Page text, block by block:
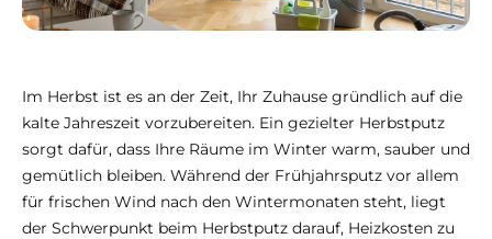
Im Herbst ist es an der Zeit, Ihr Zuhause gründlich auf die
kalte Jahreszeit vorzubereiten. Ein gezielter Herbstputz
sorgt dafür, dass Ihre Räume im Winter warm, sauber und
gemütlich bleiben. Während der Frühjahrsputz vor allem
für frischen Wind nach den Wintermonaten steht, liegt
der Schwerpunkt beim Herbstputz darauf, Heizkosten zu